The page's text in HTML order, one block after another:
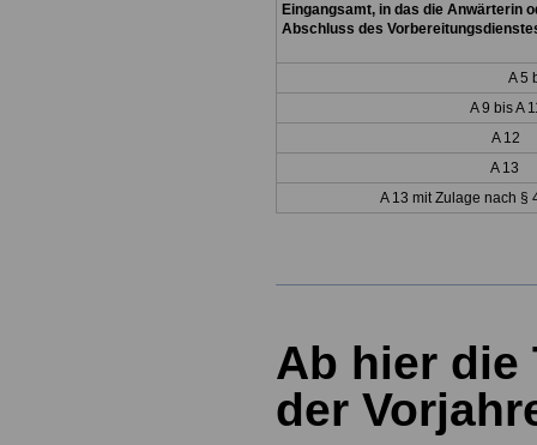
Eingangsamt, in das die Anwärterin
Abschluss des
A 5
A 9 bis A
A 12
A 13
A 13 mit Zulage nach §
Ab hier die
der